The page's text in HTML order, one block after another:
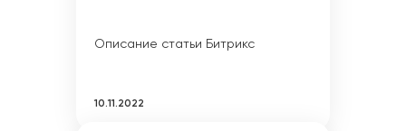
Описание статьи Битрикс
10.11.2022